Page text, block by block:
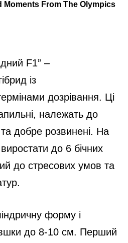
F1” –
із
дозрівання. Ці
належать до
та добре розвинені. На
до 6 бічних
до стресових умов та
форму і
до 8-10 см. Перший